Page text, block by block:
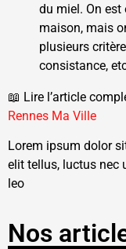
du miel. On est
maison, mais
plusieurs
consistance,
📖 Lire l’article
Rennes Ma Ville
Lorem ipsum dolor
elit tellus, luctus nec
leo
Nos